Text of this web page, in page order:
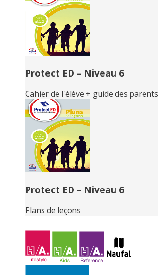
Books
Protect ED – Niveau 6
Cahier de l'élève + guide des parents
Protect ED – Niveau 6
Plans de leçons